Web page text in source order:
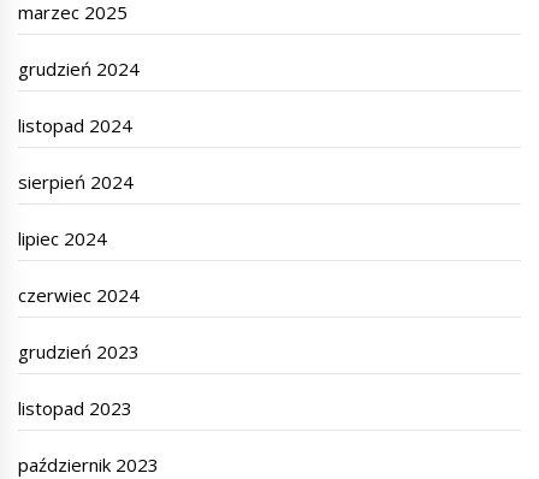
marzec 2025
grudzień 2024
listopad 2024
sierpień 2024
lipiec 2024
czerwiec 2024
grudzień 2023
listopad 2023
październik 2023